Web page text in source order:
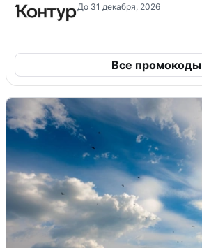
До 31 декабря, 2026
Все промокоды